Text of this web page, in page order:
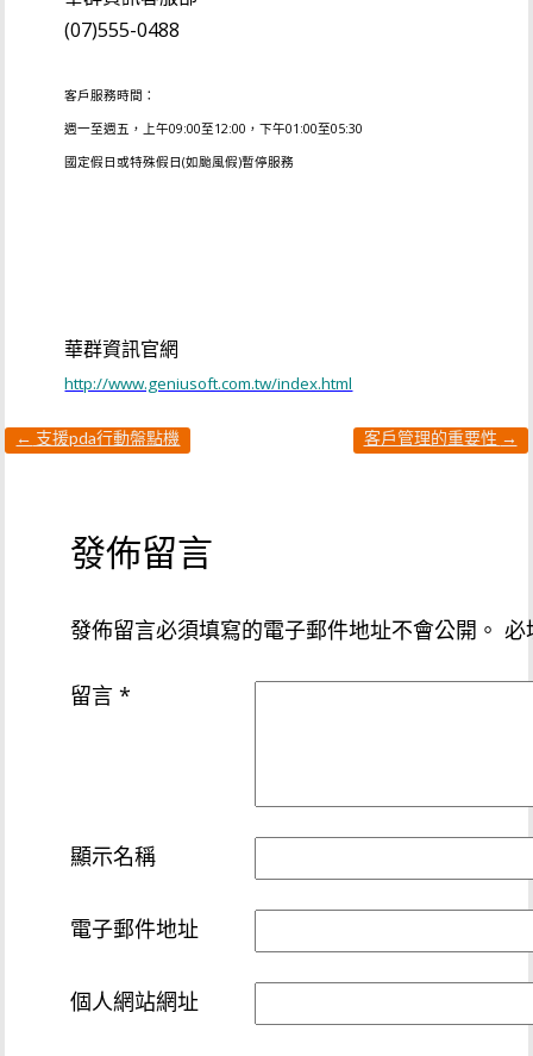
(07)555-0488
客戶服務時間：
週一至週五，上午09:00至12:00，下午01:00至05:30
國定假日或特殊假日(如颱風假)暫停服務
華群資訊官網
http://www.geniusoft.com.tw/index.html
客戶管理的重要性 →
← 支援pda行動盤點機
發佈留言
發佈留言必須填寫的電子郵件地址不會公開。 必
留言*
顯示名稱
電子郵件地址
個人網站網址